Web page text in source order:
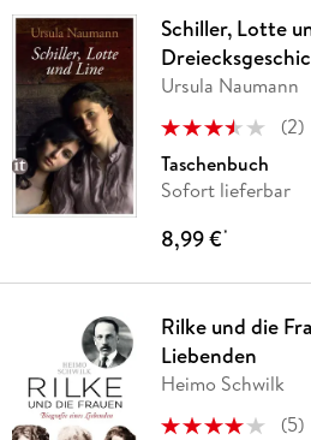
Schiller, Lotte
Ursula Naumann
(2)
Taschenbuch
Sofort lieferbar
8,99 €*
Rilke und die
Liebenden
Heimo Schwilk
(5)